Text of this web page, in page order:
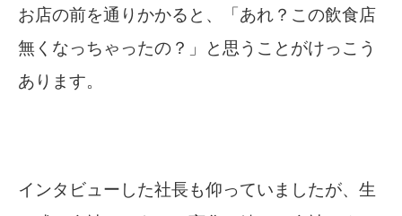
お店の前を通りかかると、「あれ？この飲食店
無くなっちゃったの？」と思うことがけっこう
あります。
インタビューした社長も仰っていましたが、生